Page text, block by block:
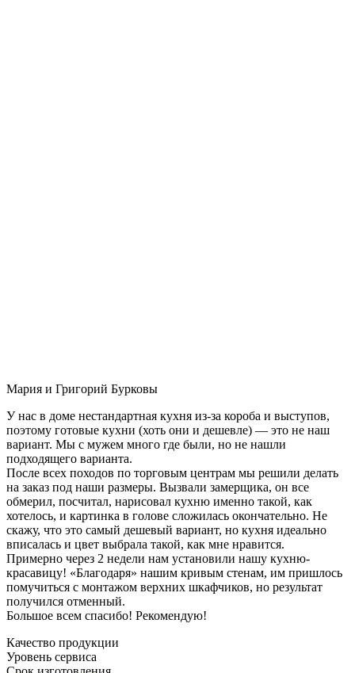
Мария и Григорий Бурковы
У нас в доме нестандартная кухня из-за короба и выступов,
поэтому готовые кухни (хоть они и дешевле) — это не наш
вариант. Мы с мужем много где были, но не нашли
подходящего варианта.
После всех походов по торговым центрам мы решили делать
на заказ под наши размеры. Вызвали замерщика, он все
обмерил, посчитал, нарисовал кухню именно такой, как
хотелось, и картинка в голове сложилась окончательно. Не
скажу, что это самый дешевый вариант, но кухня идеально
вписалась и цвет выбрала такой, как мне нравится.
Примерно через 2 недели нам установили нашу кухню-
красавицу! «Благодаря» нашим кривым стенам, им пришлось
помучиться с монтажом верхних шкафчиков, но результат
получился отменный.
Большое всем спасибо! Рекомендую!
Качество продукции
Уровень сервиса